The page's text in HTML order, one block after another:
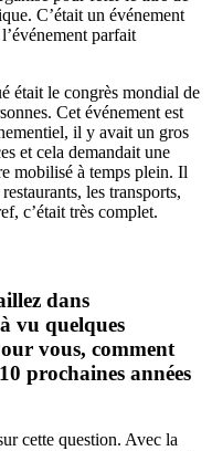
C’était un événement
parfait
était le congrès mondial de
Cet événement est
il y avait un gros
et cela demandait une
mobilisé à temps plein. Il
les transports,
c’était très complet.
dans
vu quelques
vous, comment
prochaines années
cette question. Avec la